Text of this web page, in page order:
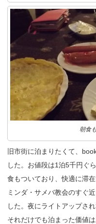
朝食
旧市街に泊まりたくて、
した。お値段は1泊5千円ぐ
食もついており、快適に滞
ミンダ・サメバ教会のすぐ
した。夜にライトアップさ
それだけでも泊まった価値